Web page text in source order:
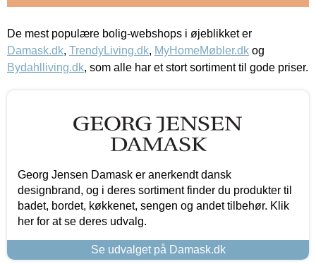
De mest populære bolig-webshops i øjeblikket er
Damask.dk, TrendyLiving.dk, MyHomeMøbler.dk og
Bydahlliving.dk, som alle har et stort sortiment til gode priser.
Georg Jensen Damask er anerkendt dansk
designbrand, og i deres sortiment finder du produkter til
badet, bordet, køkkenet, sengen og andet tilbehør. Klik
her for at se deres udvalg.
Se udvalget på Damask.dk